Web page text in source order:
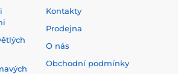
Kontakty
Prodejna
O nás
Obchodní podmínky